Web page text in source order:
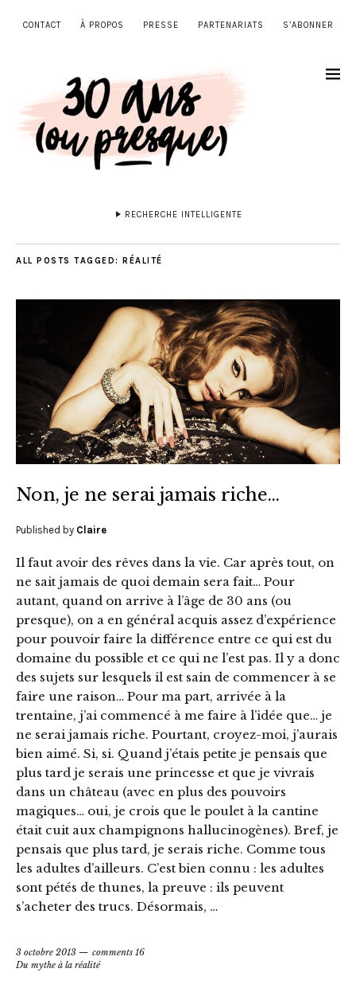
CONTACT À PROPOS PRESSE PARTENARIATS S’ABONNER
RECHERCHE INTELLIGENTE
ALL POSTS TAGGED: RÉALITÉ
Non, je ne serai jamais riche…
Published by Claire
Il faut avoir des rêves dans la vie. Car après tout, on
ne sait jamais de quoi demain sera fait… Pour
autant, quand on arrive à l’âge de 30 ans (ou
presque), on a en général acquis assez d’expérience
pour pouvoir faire la différence entre ce qui est du
domaine du possible et ce qui ne l’est pas. Il y a donc
des sujets sur lesquels il est sain de commencer à se
faire une raison… Pour ma part, arrivée à la
trentaine, j’ai commencé à me faire à l’idée que… je
ne serai jamais riche. Pourtant, croyez-moi, j’aurais
bien aimé. Si, si. Quand j’étais petite je pensais que
plus tard je serais une princesse et que je vivrais
dans un château (avec en plus des pouvoirs
magiques… oui, je crois que le poulet à la cantine
était cuit aux champignons hallucinogènes). Bref, je
pensais que plus tard, je serais riche. Comme tous
les adultes d’ailleurs. C’est bien connu : les adultes
sont pétés de thunes, la preuve : ils peuvent
s’acheter des trucs. Désormais, …
3 octobre 2013
comments 16
Du mythe à la réalité